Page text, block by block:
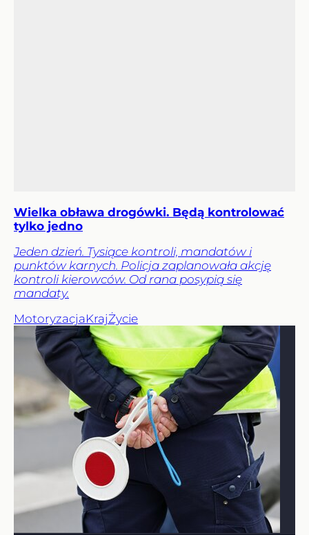
Wielka obława drogówki. Będą kontrolować
tylko jedno
Jeden dzień. Tysiące kontroli, mandatów i
punktów karnych. Policja zaplanowała akcję
kontroli kierowców. Od rana posypią się
mandaty.
MotoryzacjaKrajŻycie